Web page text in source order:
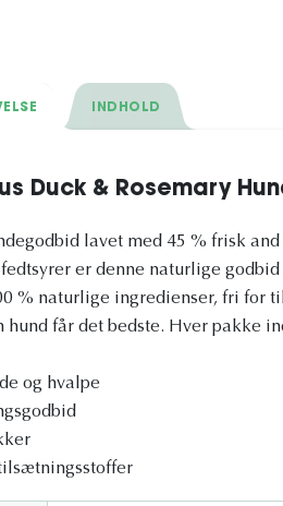
INDHOLD
Duck & Rosemary
lavet med 45 % frisk
er denne naturlige
% naturlige ingredienser, fri for
får det bedste. Hver pakke
og hvalpe